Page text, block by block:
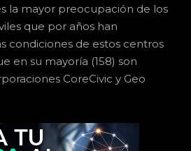
la mayor preocupación de los
que por años han
condiciones de estos centros
en su mayoría (158) son
CoreCivic y Geo